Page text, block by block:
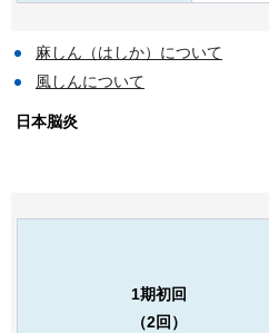
麻しん（はしか）について
風しんについて
日本脳炎
1期初回
（2回）